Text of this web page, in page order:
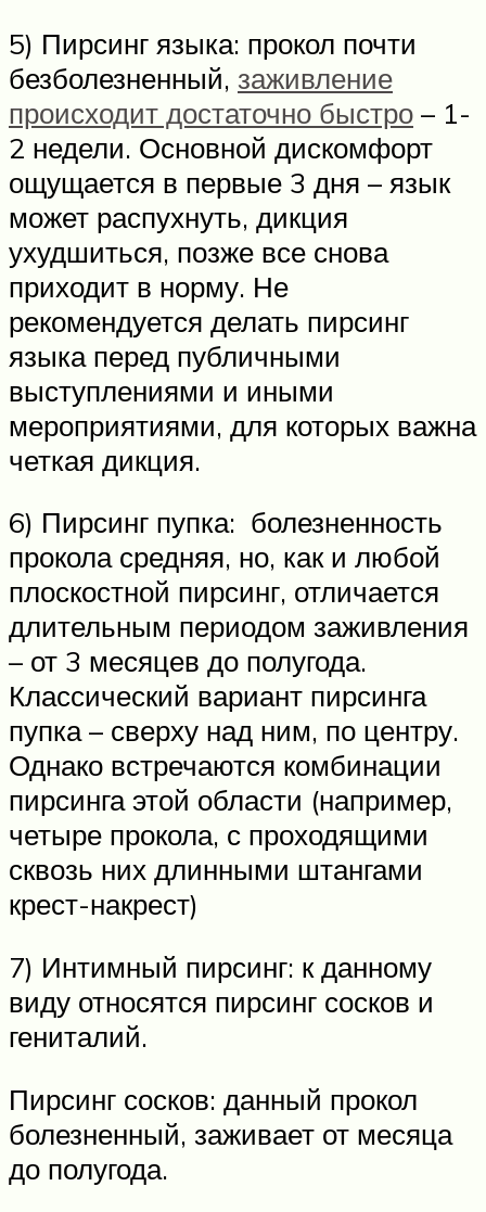
5) Пирсинг языка: прокол почти
безболезненный, заживление
происходит достаточно быстро – 1-
2 недели. Основной дискомфорт
ощущается в первые 3 дня – язык
может распухнуть, дикция
ухудшиться, позже все снова
приходит в норму. Не
рекомендуется делать пирсинг
языка перед публичными
выступлениями и иными
мероприятиями, для которых важна
четкая дикция.
6) Пирсинг пупка: болезненность
прокола средняя, но, как и любой
плоскостной пирсинг, отличается
длительным периодом заживления
– от 3 месяцев до полугода.
Классический вариант пирсинга
пупка – сверху над ним, по центру.
Однако встречаются комбинации
пирсинга этой области (например,
четыре прокола, с проходящими
сквозь них длинными штангами
крест-накрест)
7) Интимный пирсинг: к данному
виду относятся пирсинг сосков и
гениталий.
Пирсинг сосков: данный прокол
болезненный, заживает от месяца
до полугода.